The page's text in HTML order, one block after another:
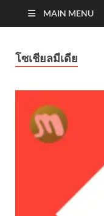
MAIN MENU
โซเชียลมีเดีย